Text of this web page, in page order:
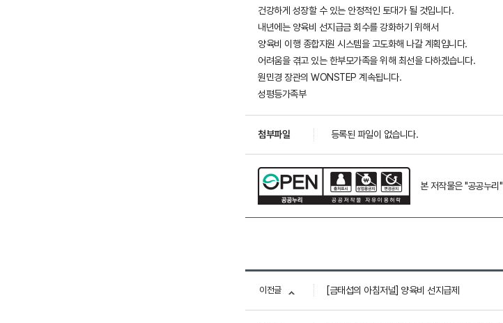
건강하게 성장할 수 있는 안정적인 토대가 될 것입니다.
내년에는 양육비 선지급금 회수를 강화하기 위해서
양육비 이행 종합지원 시스템을 고도화해 나갈 계획입니다.
어려움을 겪고 있는 한부모가족을 위해 최선을 다하겠습니다.
원민경 장관의 WONSTEP 계속됩니다.
성평등가족부
첨부파일 등록된 파일이 없습니다.
본 저작물은 "공공누리"
이전글 [금태섭의 아침저널] 양육비 선지급제